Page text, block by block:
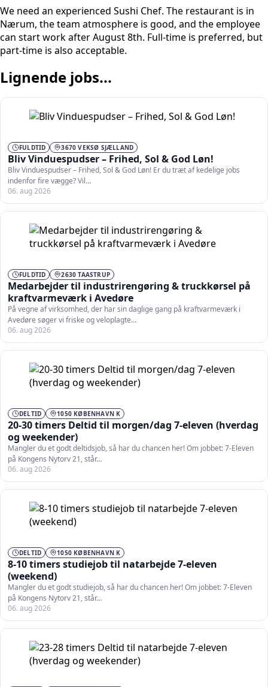
We need an experienced Sushi Chef. The restaurant is in
Nærum, the team atmosphere is good, and the employee
can start work after August 8th. Full-time is preferred, but
part-time is also acceptable.
Lignende jobs...
FULDTID 3670 VEKSØ SJÆLLAND
Bliv Vinduespudser – Frihed, Sol & God Løn!
Bliv Vinduespudser – Frihed, Sol & God Løn! Er du træt af kedelige jobs
indenfor fire vægge? Vil…
06. aug 2026
FULDTID 2630 TAASTRUP
Medarbejder til industrirengøring & truckkørsel på
kraftvarmeværk i Avedøre
På vegne af virksomhed, der har sin daglige gang på kraftvarmeværk i
Avedøre søger vi friske og veloplagte…
06. aug 2026
DELTID 1050 KØBENHAVN K
20-30 timers Deltid til morgen/dag 7-eleven (hverdag
og weekender)
Mangler du et godt deltidsjob, så har du chancen her! Om jobbet: 7-Eleven
på Kongens Nytorv 21, står…
06. aug 2026
DELTID 1050 KØBENHAVN K
8-10 timers studiejob til natarbejde 7-eleven
(weekend)
Mangler du et godt studiejob, så har du chancen her! Om jobbet: 7-Eleven
på Kongens Nytorv 21, står…
06. aug 2026